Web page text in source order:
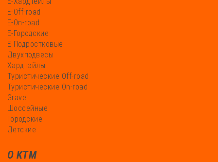
Е-Off-road
Е-On-road
Е-Городские
Е-Подростковые
Двухподвесы
Хардтэйлы
Туристические Off-road
Туристические On-road
Gravel
Шоссейные
Городские
Детские
О KTM